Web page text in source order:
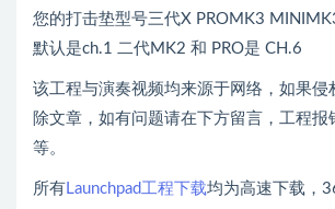
您的打击垫型号三代X PROMK3
默认是ch.1 二代MK2 和 PRO是 CH.6
该工程与演奏视频均来源于网络，如果侵
除文章，如有问题请在下方留言，工程报
等。
所有Launchpad工程下载均为高速下载，